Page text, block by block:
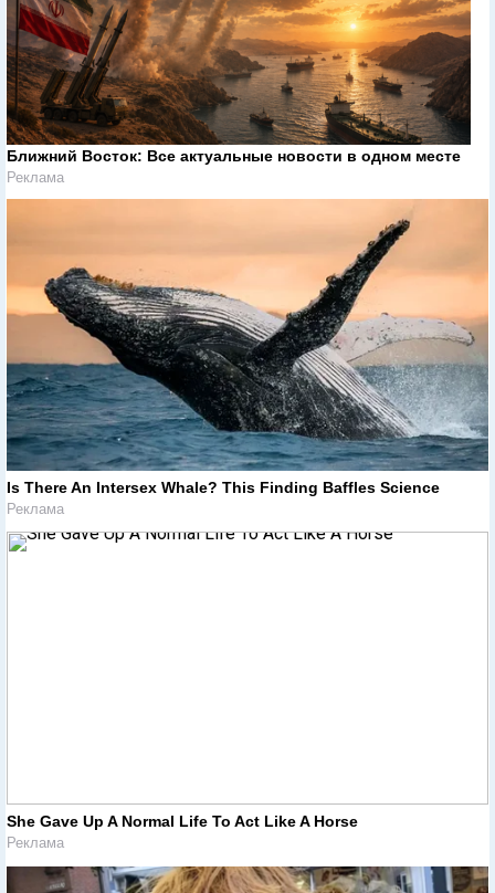
Ближний Восток: Все актуальные новости в одном месте
Реклама
Is There An Intersex Whale? This Finding Baffles Science
Реклама
She Gave Up A Normal Life To Act Like A Horse
Реклама